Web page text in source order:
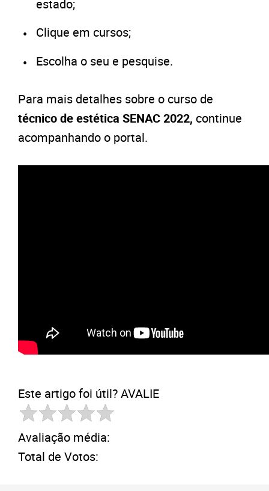
estado;
Clique em cursos;
Escolha o seu e pesquise.
Para mais detalhes sobre o curso de
técnico de estética SENAC 2022, continue
acompanhando o portal.
Este artigo foi útil? AVALIE
Avaliação média:
Total de Votos: